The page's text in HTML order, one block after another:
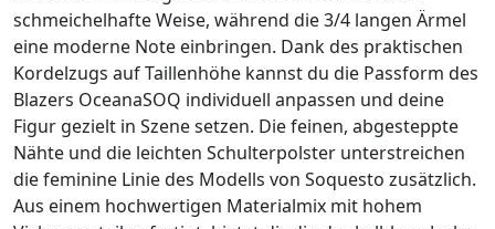
schmeichelhafte Weise, während die 3/4 langen Ärmel
eine moderne Note einbringen. Dank des praktischen
Kordelzugs auf Taillenhöhe kannst du die Passform des
Blazers OceanaSOQ individuell anpassen und deine
Figur gezielt in Szene setzen. Die feinen, abgesteppte
Nähte und die leichten Schulterpolster unterstreichen
die feminine Linie des Modells von Soquesto zusätzlich.
Aus einem hochwertigen Materialmix mit hohem